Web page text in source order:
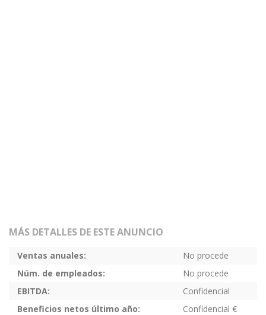
MÁS DETALLES DE ESTE ANUNCIO
Ventas anuales:
No procede
Núm. de empleados:
No procede
EBITDA:
Confidencial
Beneficios netos último año:
Confidencial €